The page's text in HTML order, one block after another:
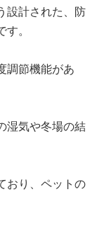
設計された、防
。
調節機能があ
湿気や冬場の結
おり、ペットの